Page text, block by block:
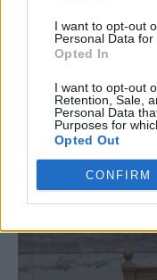
I want to opt-out
Personal Data for
Opted In
I want to opt-out
Retention, Sale,
Personal Data
Purposes for
Opted Out
CONFIRM